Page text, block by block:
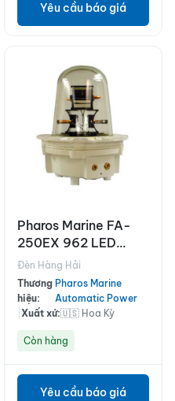
Yêu cầu báo giá
Pharos Marine FA-
250EX 962 LED
Zone 1 Flameproof
LED Marine Lantern
Đèn Hàng Hải
Thương
hiệu:
Pharos Marine
Automatic Power
Xuất xứ:🇺🇸 Hoa Kỳ
Còn hàng
Yêu cầu báo giá